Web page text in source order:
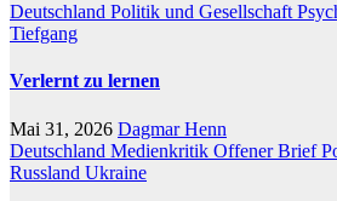
Deutschland Politik und Gesellschaft
Tiefgang
Verlernt zu lernen
Mai 31, 2026 Dagmar Henn
Deutschland Medienkritik Offener Brief
Russland Ukraine